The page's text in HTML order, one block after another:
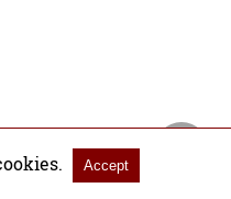
Accept